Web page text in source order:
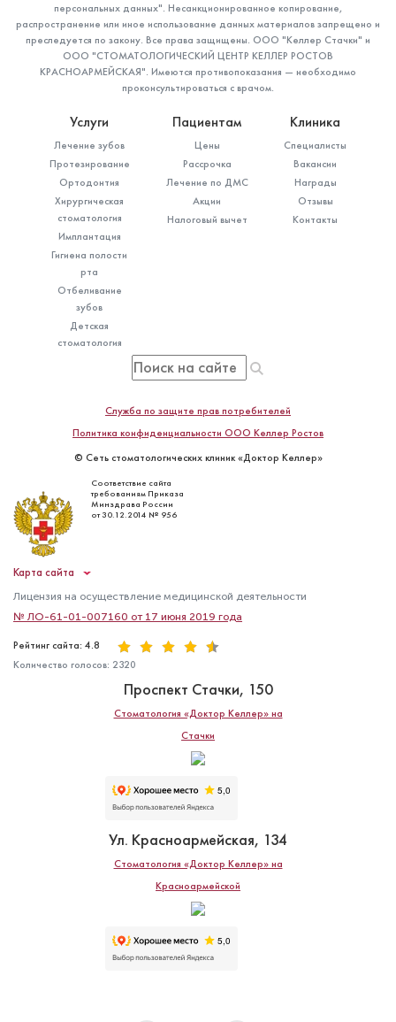
персональных данных". Несанкционированное копирование,
распространение или иное использование данных материалов запрещено и
преследуется по закону. Все права защищены. ООО "Келлер Стачки" и
ООО "СТОМАТОЛОГИЧЕСКИЙ ЦЕНТР КЕЛЛЕР РОСТОВ
КРАСНОАРМЕЙСКАЯ". Имеются противопоказания — необходимо
проконсультироваться с врачом.
Услуги
Лечение зубов
Протезирование
Ортодонтия
Хирургическая
стоматология
Имплантация
Гигиена полости
рта
Отбеливание
зубов
Детская
стоматология
Пациентам
Цены
Рассрочка
Лечение по ДМС
Акции
Налоговый вычет
Клиника
Специалисты
Вакансии
Награды
Отзывы
Контакты
Служба по защите прав потребителей
Политика конфиденциальности ООО Келлер Ростов
© Сеть стоматологических клиник «Доктор Келлер»
Соответствие сайта
требованиям Приказа
Минздрава России
от 30.12.2014 № 956
Карта сайта
Лицензия на осуществление медицинской деятельности
№ ЛО-61-01-007160 от 17 июня 2019 года
Рейтинг сайта: 4.8
Количество голосов: 2320
Проспект Стачки, 150
Стоматология «Доктор Келлер» на
Стачки
Ул. Красноармейская, 134
Стоматология «Доктор Келлер» на
Красноармейской